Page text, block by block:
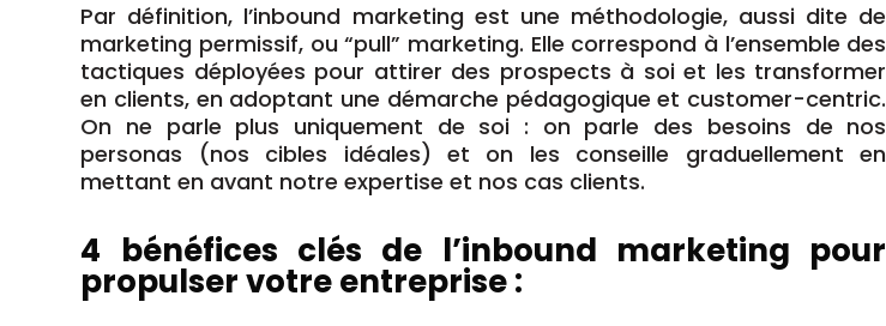
Par définition, l’inbound marketing est une méthodologie, aussi dite de
marketing permissif, ou “pull” marketing. Elle correspond à l’ensemble des
tactiques déployées pour attirer des prospects à soi et les transformer
en clients, en adoptant une démarche pédagogique et customer-centric.
On ne parle plus uniquement de soi : on parle des besoins de nos
personas (nos cibles idéales) et on les conseille graduellement en
mettant en avant notre expertise et nos cas clients.
4 bénéfices clés de l’inbound marketing pour
propulser votre entreprise :